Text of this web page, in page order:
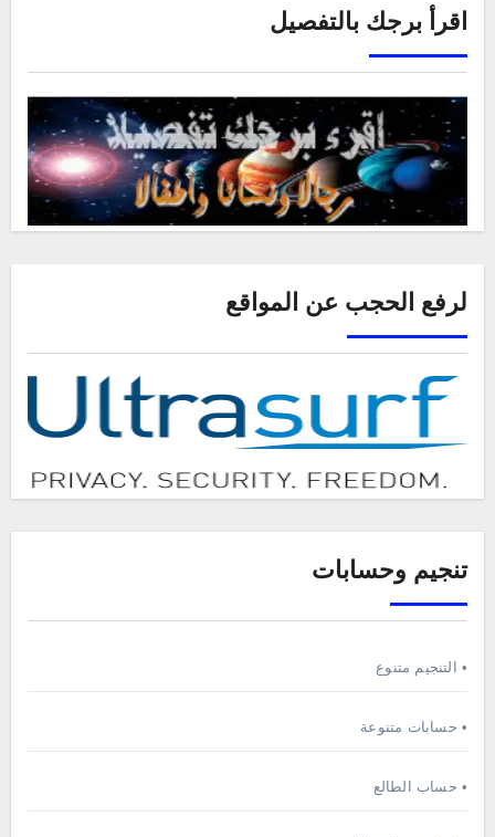
اقرأ برجك بالتفصيل
لرفع الحجب عن المواقع
تنجيم وحسابات
• التنجيم متنوع
• حسابات متنوعة
• حساب الطالع